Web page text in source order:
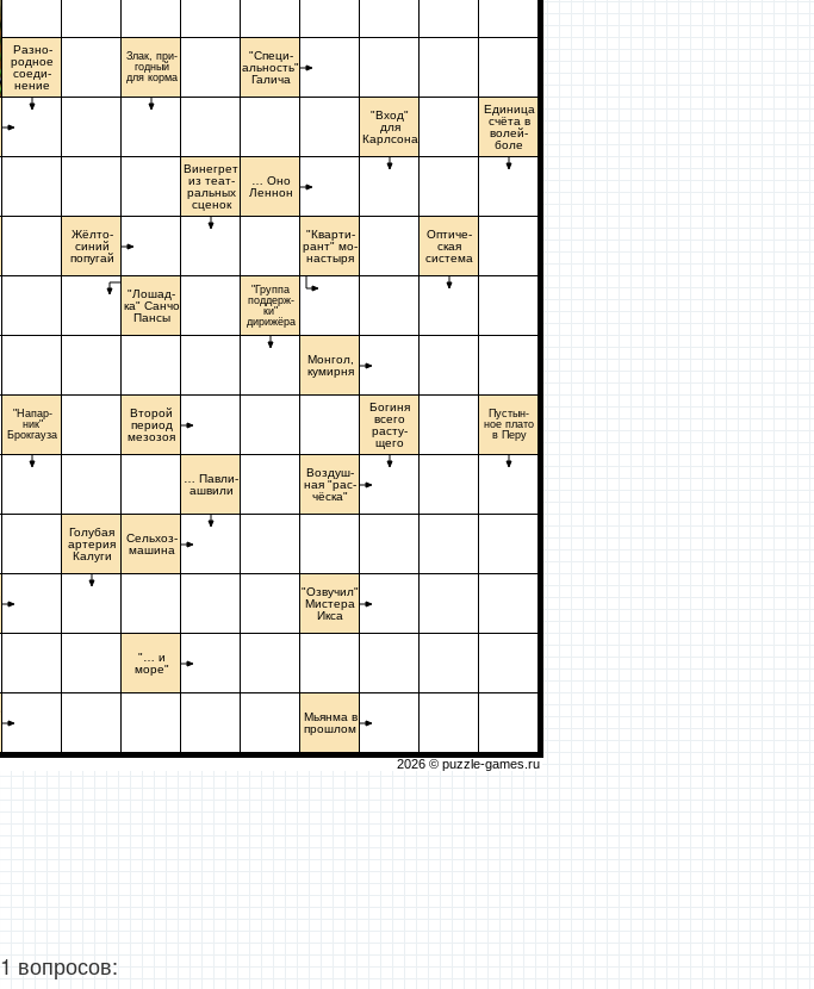
Разно-
родное
соеди-
нение
"Напар-
ник"
Брокгауза
Жёлто-
синий
попугай
Голубая
артерия
Калуги
Злак, при-
годный
для корма
"Лошад-
ка" Санчо
Пансы
Второй
период
мезозоя
Сельхоз-
машина
"… и
море"
Винегрет
из теат-
ральных
сценок
… Павли-
ашвили
"Специ-
альность"
Галича
… Оно
Леннон
"Группа
поддерж-
ки"
дирижёра
"Кварти-
рант" мо-
настыря
Монгол,
кумирня
Воздуш-
ная "рас-
чёска"
"Озвучил"
Мистера
Икса
Мьянма в
прошлом
"Вход"
для
Карлсона
Богиня
всего
расту-
щего
Оптиче-
ская
система
Единица
счёта в
волей-
боле
Пустын-
ное плато
в Перу
2026 © puzzle-games.ru
вопросов: